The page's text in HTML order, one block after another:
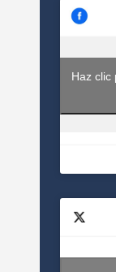
Haz clic